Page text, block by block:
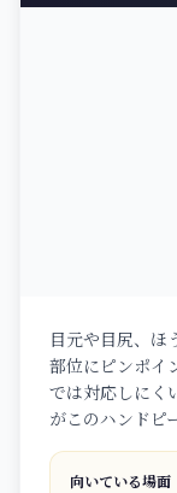
目元や目尻、ほ
部位にピンポイ
では対応しにく
がこのハンドピ
向いている場面